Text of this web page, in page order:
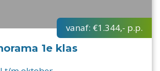
vanaf: €1.344,- p.p.
1e klas